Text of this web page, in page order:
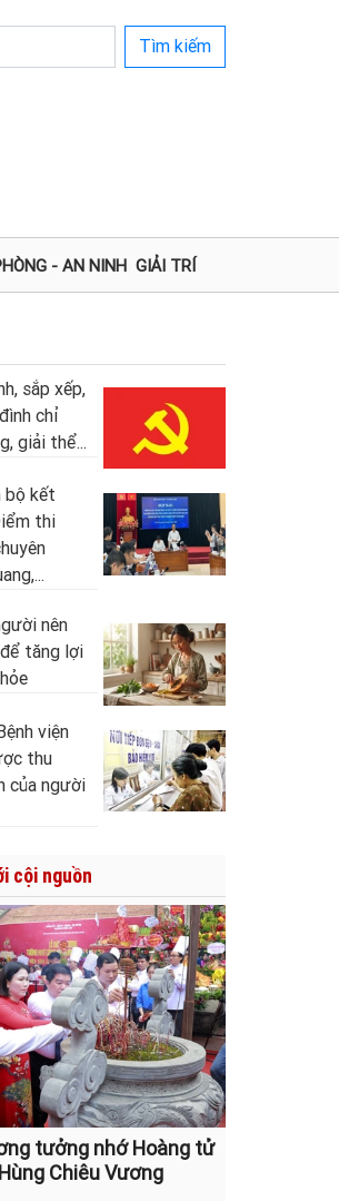
Tìm kiếm
- AN NINH GIẢI TRÍ
sắp xếp,
chỉ
giải thể...
bộ kết
thi
nên
tăng lợi
viện
thu
của người
cội nguồn
tưởng nhớ Hoàng tử
Chiêu Vương